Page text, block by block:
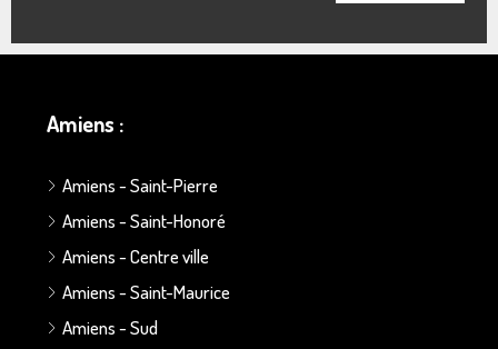
Amiens :
Amiens - Saint-Pierre
Amiens - Saint-Honoré
Amiens - Centre ville
Amiens - Saint-Maurice
Amiens - Sud